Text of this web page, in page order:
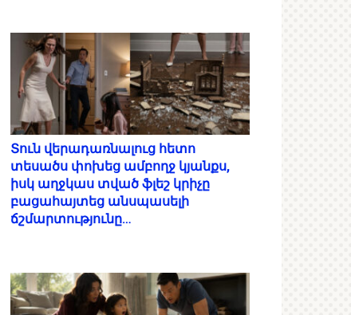
Տուն վերադառնալուց հետո
տեսածս փոխեց ամբողջ կյանքս,
իսկ աղջկաս տված ֆլեշ կրիչը
բացահայտեց անսպասելի
ճշմարտությունը…